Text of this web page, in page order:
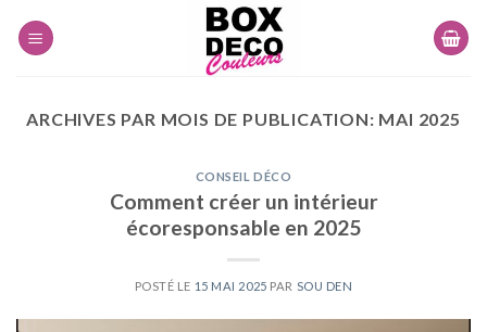
ARCHIVES PAR MOIS DE PUBLICATION: MAI 2025
CONSEIL DÉCO
Comment créer un intérieur
écoresponsable en 2025
POSTÉ LE 15 MAI 2025 PAR SOU DEN